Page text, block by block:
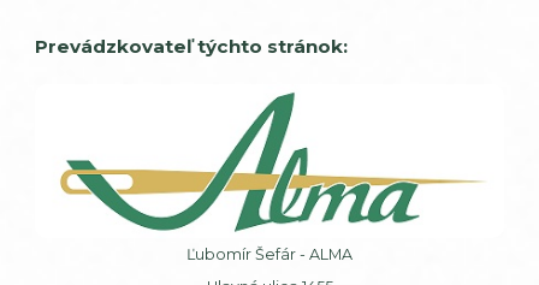
Prevádzkovateľ týchto stránok:
Ľubomír Šefár - ALMA